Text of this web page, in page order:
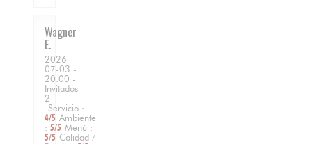
Wagner
E
2026-
07-03 -
20:00 -
Invitados
2
Servicio :
4/5 Ambiente
: 5/5 Menú :
5/5 Calidad /